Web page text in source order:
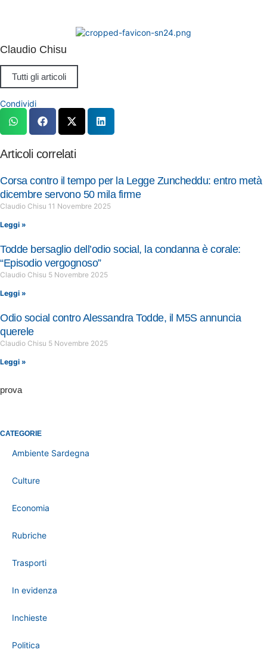
Claudio Chisu
Tutti gli articoli
Condividi
Articoli correlati
Corsa contro il tempo per la Legge Zuncheddu: entro metà
dicembre servono 50 mila firme
Claudio Chisu 11 Novembre 2025
Leggi »
Todde bersaglio dell’odio social, la condanna è corale:
“Episodio vergognoso”
Claudio Chisu 5 Novembre 2025
Leggi »
Odio social contro Alessandra Todde, il M5S annuncia
querele
Claudio Chisu 5 Novembre 2025
Leggi »
prova
CATEGORIE
Ambiente Sardegna
Culture
Economia
Rubriche
Trasporti
In evidenza
Inchieste
Politica